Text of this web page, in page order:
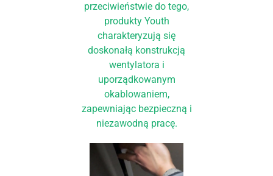
przeciwieństwie do tego,
produkty Youth
charakteryzują się
doskonałą konstrukcją
wentylatora i
uporządkowanym
okablowaniem,
zapewniając bezpieczną i
niezawodną pracę.